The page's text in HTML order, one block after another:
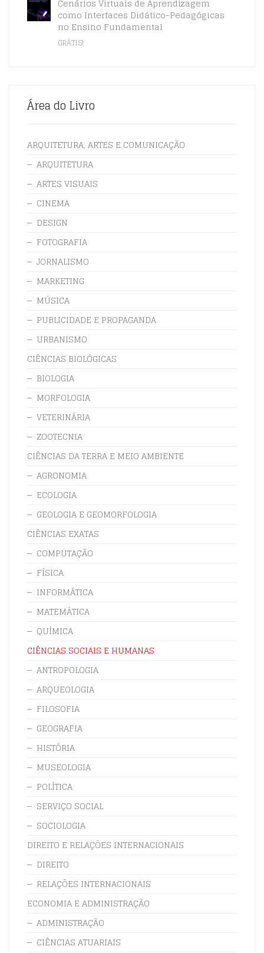
Cenários Virtuais de Aprendizagem
como Interfaces Didático-Pedagógicas
no Ensino Fundamental
GRÁTIS!
Área do Livro
ARQUITETURA, ARTES E COMUNICAÇÃO
ARQUITETURA
ARTES VISUAIS
CINEMA
DESIGN
FOTOGRAFIA
JORNALISMO
MARKETING
MÚSICA
PUBLICIDADE E PROPAGANDA
URBANISMO
CIÊNCIAS BIOLÓGICAS
BIOLOGIA
MORFOLOGIA
VETERINÁRIA
ZOOTECNIA
CIÊNCIAS DA TERRA E MEIO AMBIENTE
AGRONOMIA
ECOLOGIA
GEOLOGIA E GEOMORFOLOGIA
CIÊNCIAS EXATAS
COMPUTAÇÃO
FÍSICA
INFORMÁTICA
MATEMÁTICA
QUÍMICA
CIÊNCIAS SOCIAIS E HUMANAS
ANTROPOLOGIA
ARQUEOLOGIA
FILOSOFIA
GEOGRAFIA
HISTÓRIA
MUSEOLOGIA
POLÍTICA
SERVIÇO SOCIAL
SOCIOLOGIA
DIREITO E RELAÇÕES INTERNACIONAIS
DIREITO
RELAÇÕES INTERNACIONAIS
ECONOMIA E ADMINISTRAÇÃO
ADMINISTRAÇÃO
CIÊNCIAS ATUARIAIS